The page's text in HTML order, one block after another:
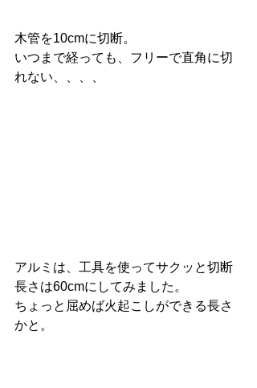
木管を10cmに切断。
いつまで経っても、フリーで直角に切
れない、、、、
アルミは、工具を使ってサクッと切断
長さは60cmにしてみました。
ちょっと屈めば火起こしができる長さ
かと。